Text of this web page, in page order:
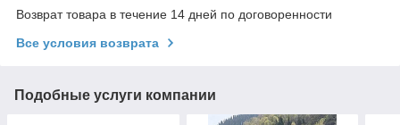
Возврат товара в течение 14 дней по договоренности
Все условия возврата
Подобные услуги компании